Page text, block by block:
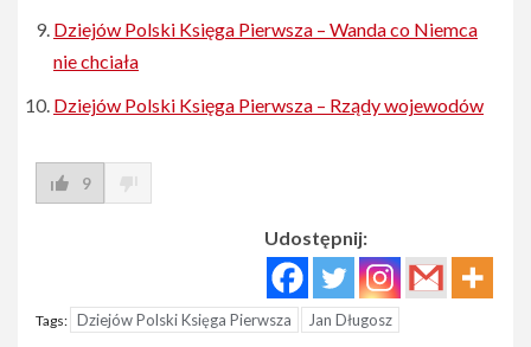
Dziejów Polski Księga Pierwsza – Wanda co Niemca
nie chciała
Dziejów Polski Księga Pierwsza – Rządy wojewodów
9
Udostępnij:
Tags: Dziejów Polski Księga Pierwsza Jan Długosz